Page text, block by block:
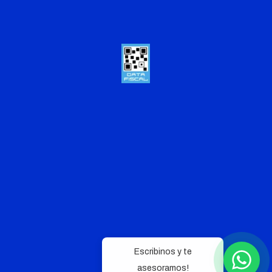
Escribinos y te
asesoramos!